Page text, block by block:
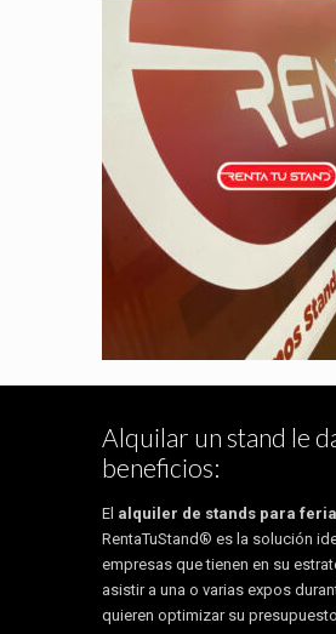
Alquilar un stand le
beneficios:
El alquiler de stands para
RentaTuStand® es la solución
empresas que tienen en su
asistir a una o varias expos
quieren optimizar su